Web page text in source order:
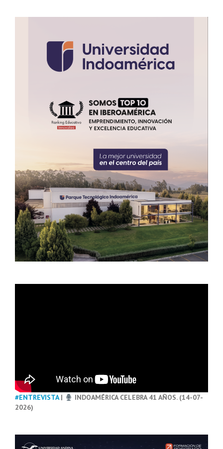
#ENTREVISTA|
INDOAMÉRICA CELEBRA 41 AÑOS. (14-07-
2026)